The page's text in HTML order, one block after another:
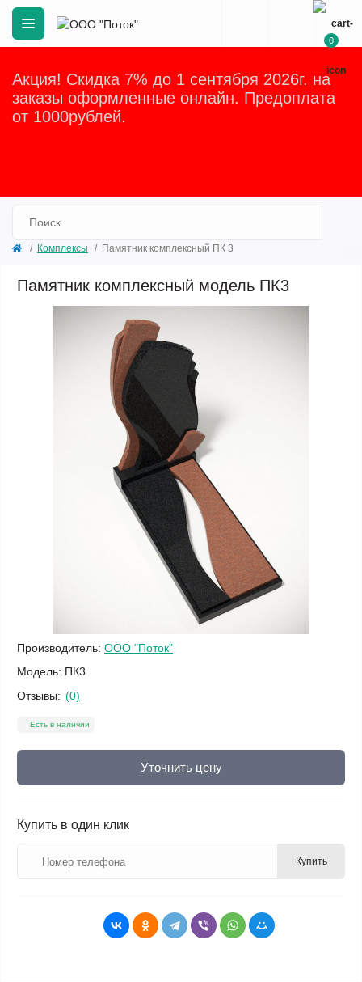
Акция! Скидка 7% до 1 сентября 2026г. на
заказы оформленные онлайн. Предоплата
от 1000рублей.
0
Комплексы Памятник комплексный ПК 3
Памятник комплексный модель ПК3
Производитель: ООО "Поток"
Модель: ПК3
Отзывы: (0)
Есть в наличии
Уточнить цену
Купить в один клик
Купить